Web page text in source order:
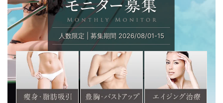
人数限定 | 募集期間 2026/08/01-15